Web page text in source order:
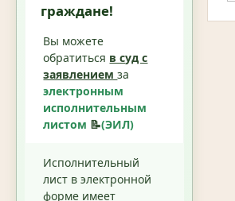
граждане!
Вы можете
обратиться в суд с
заявлениемза
электронным
исполнительным
листом 📝(ЭИЛ)
Исполнительный
лист в электронной
форме имеет